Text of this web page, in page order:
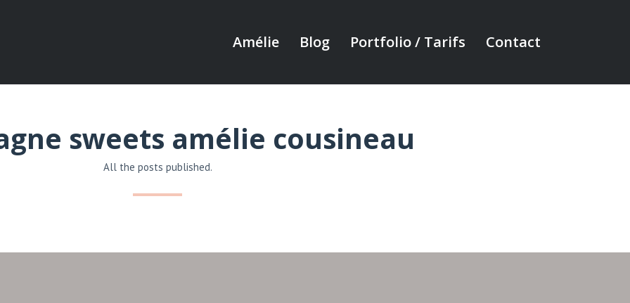
Amélie Blog Portfolio / Tarifs Contact
sweets amélie cousineau
All the posts published.